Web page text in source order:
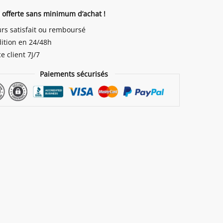
offerte sans minimum d’achat !
satisfait ou remboursé
en 24/48h
client 7J/7
Paiements sécurisés